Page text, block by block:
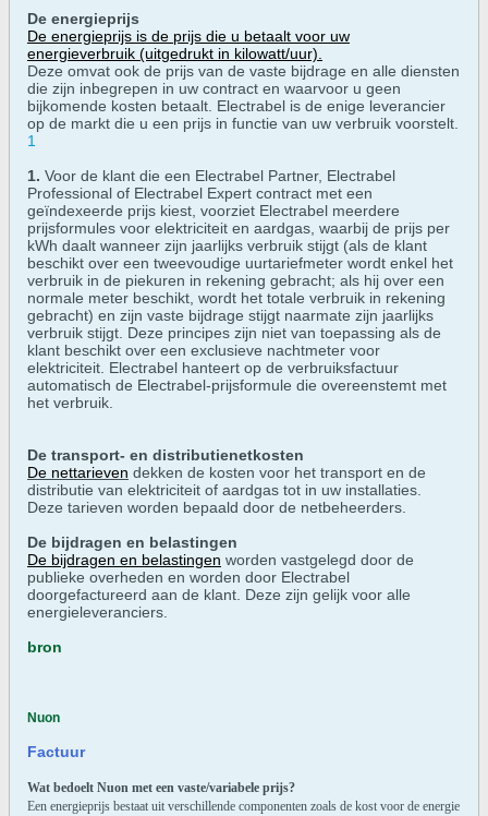
De energieprijs
De energieprijs is de prijs die u betaalt voor uw
energieverbruik (uitgedrukt in kilowatt/uur).
Deze omvat ook de prijs van de vaste bijdrage en alle diensten
die zijn inbegrepen in uw contract en waarvoor u geen
bijkomende kosten betaalt. Electrabel is de enige leverancier
op de markt die u een prijs in functie van uw verbruik voorstelt.
1
1. Voor de klant die een Electrabel Partner, Electrabel
Professional of Electrabel Expert contract met een
geïndexeerde prijs kiest, voorziet Electrabel meerdere
prijsformules voor elektriciteit en aardgas, waarbij de prijs per
kWh daalt wanneer zijn jaarlijks verbruik stijgt (als de klant
beschikt over een tweevoudige uurtariefmeter wordt enkel het
verbruik in de piekuren in rekening gebracht; als hij over een
normale meter beschikt, wordt het totale verbruik in rekening
gebracht) en zijn vaste bijdrage stijgt naarmate zijn jaarlijks
verbruik stijgt. Deze principes zijn niet van toepassing als de
klant beschikt over een exclusieve nachtmeter voor
elektriciteit. Electrabel hanteert op de verbruiksfactuur
automatisch de Electrabel-prijsformule die overeenstemt met
het verbruik.
De transport- en distributienetkosten
De nettarieven dekken de kosten voor het transport en de
distributie van elektriciteit of aardgas tot in uw installaties.
Deze tarieven worden bepaald door de netbeheerders.
De bijdragen en belastingen
De bijdragen en belastingen worden vastgelegd door de
publieke overheden en worden door Electrabel
doorgefactureerd aan de klant. Deze zijn gelijk voor alle
energieleveranciers.
bron
Nuon
Factuur
Wat bedoelt Nuon met een vaste/variabele prijs?
Een energieprijs bestaat uit verschillende componenten zoals de kost voor de energie